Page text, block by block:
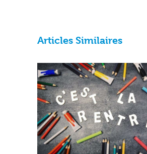
Articles Similaires